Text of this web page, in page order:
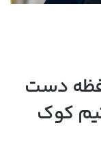
دست
کوک